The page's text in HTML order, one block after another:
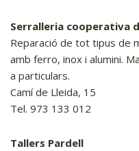
Serralleria cooperativa
Reparació de tot tipus de
amb ferro, inox i alumini.
a particulars.
Camí de Lleida, 15
Tel. 973 133 012
Tallers Pardell